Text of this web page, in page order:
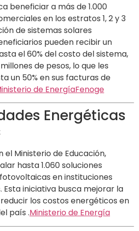
beneficiar a más de 1.000
en los estratos 1, 2 y 3
de sistemas solares
pueden recibir un
el 60% del costo del sistema,
de pesos, lo que les
un 50% en sus facturas de
de EnergíaFenoge
Energéticas
el Ministerio de Educación,
hasta 1.060 soluciones
en instituciones
Esta iniciativa busca mejorar la
los costos energéticos en
país .​Ministerio de Energía